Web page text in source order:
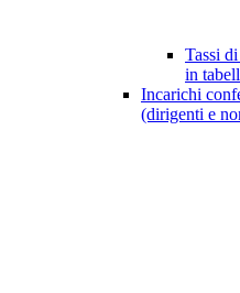
Tassi
in
Incarichi
(dirigenti e